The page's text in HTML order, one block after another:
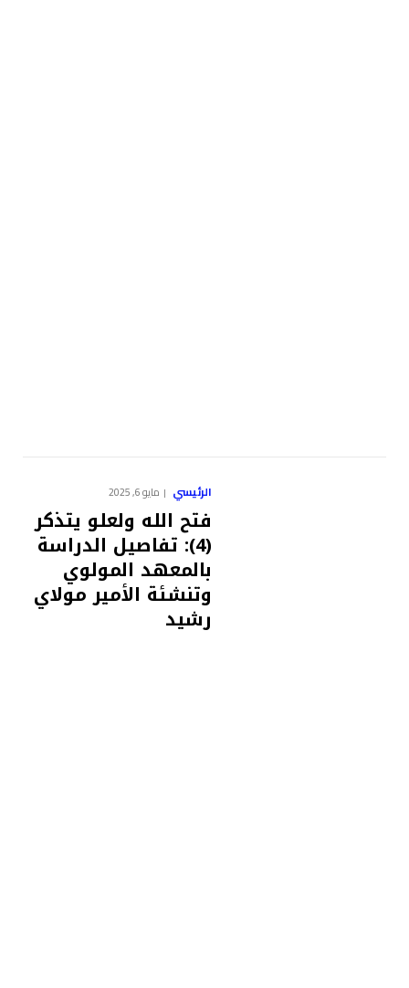
الرئيسي مايو 6, 2025
فتح الله ولعلو يتذكر
(4): تفاصيل الدراسة
بالمعهد المولوي
وتنشئة الأمير مولاي
رشيد